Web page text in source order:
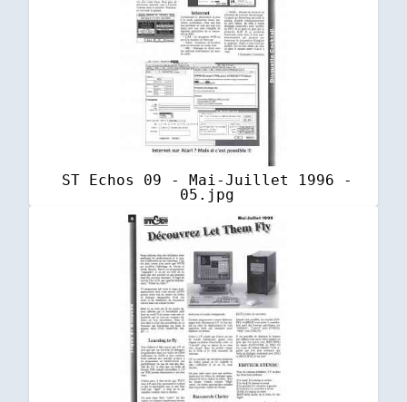
ST Echos 09 - Mai-Juillet 1996 -
05.jpg